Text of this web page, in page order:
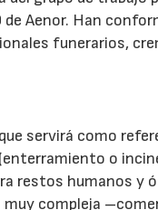
Aenor. Han
funerarios,
servirá como
o
restos humanos y
compleja